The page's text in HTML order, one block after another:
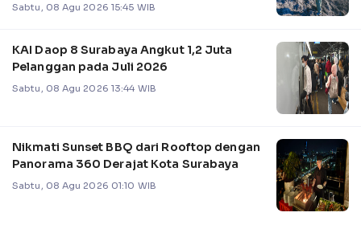
Sabtu, 08 Agu 2026 15:45 WIB
KAI Daop 8 Surabaya Angkut 1,2 Juta
Pelanggan pada Juli 2026
Sabtu, 08 Agu 2026 13:44 WIB
Nikmati Sunset BBQ dari Rooftop dengan
Panorama 360 Derajat Kota Surabaya
Sabtu, 08 Agu 2026 01:10 WIB